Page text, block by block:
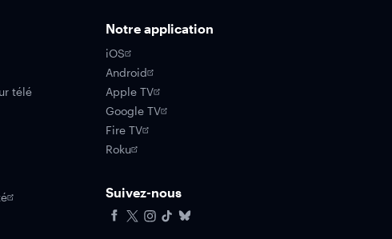
télé
Notre application
iOS
Android
Apple TV
Google TV
Fire TV
Roku
Suivez-nous